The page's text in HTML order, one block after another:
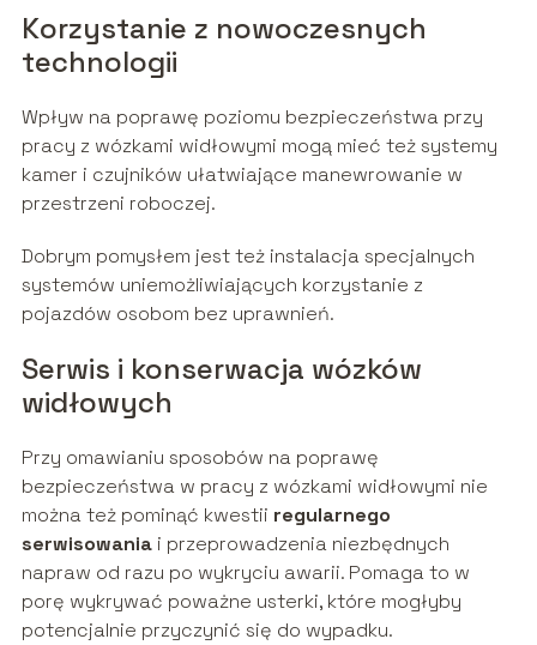
Korzystanie z nowoczesnych
technologii
Wpływ na poprawę poziomu bezpieczeństwa przy
pracy z wózkami widłowymi mogą mieć też systemy
kamer i czujników ułatwiające manewrowanie w
przestrzeni roboczej.
Dobrym pomysłem jest też instalacja specjalnych
systemów uniemożliwiających korzystanie z
pojazdów osobom bez uprawnień.
Serwis i konserwacja wózków
widłowych
Przy omawianiu sposobów na poprawę
bezpieczeństwa w pracy z wózkami widłowymi nie
można też pominąć kwestii regularnego
serwisowaniai przeprowadzenia niezbędnych
napraw od razu po wykryciu awarii. Pomaga to w
porę wykrywać poważne usterki, które mogłyby
potencjalnie przyczynić się do wypadku.